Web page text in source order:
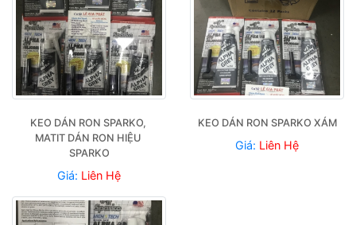
KEO DÁN RON SPARKO,
MATIT DÁN RON HIỆU
SPARKO
Giá: Liên Hệ
KEO DÁN RON SPARKO XÁM
Giá: Liên Hệ